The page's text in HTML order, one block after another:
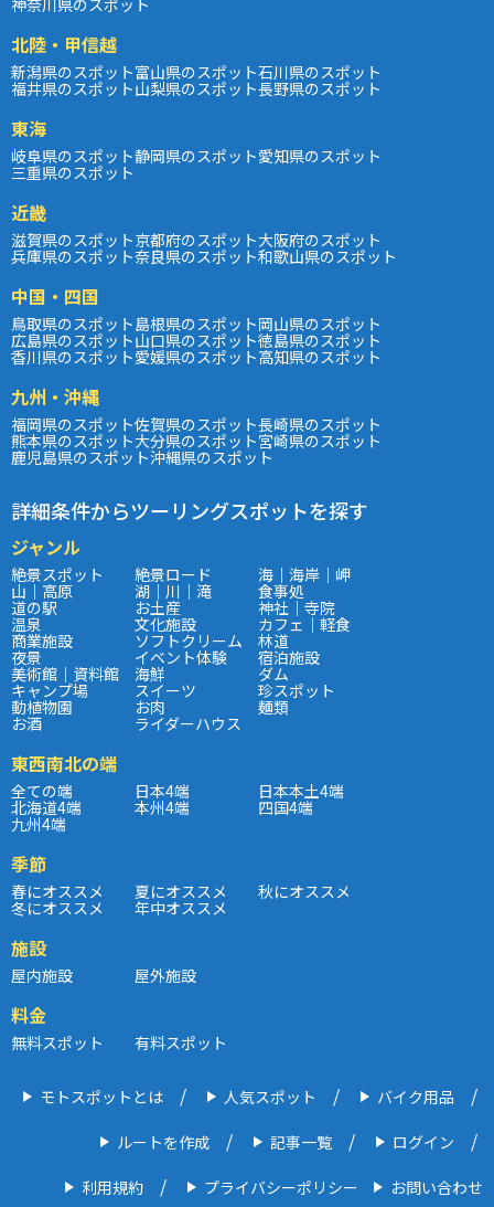
北陸・甲信越
新潟県のスポット富山県のスポット石川県のスポット
福井県のスポット山梨県のスポット長野県のスポット
東海
岐阜県のスポット静岡県のスポット愛知県のスポット
三重県のスポット
近畿
滋賀県のスポット京都府のスポット大阪府のスポット
兵庫県のスポット奈良県のスポット和歌山県のスポット
中国・四国
鳥取県のスポット島根県のスポット岡山県のスポット
広島県のスポット山口県のスポット徳島県のスポット
香川県のスポット愛媛県のスポット高知県のスポット
九州・沖縄
福岡県のスポット佐賀県のスポット長崎県のスポット
熊本県のスポット大分県のスポット宮崎県のスポット
鹿児島県のスポット沖縄県のスポット
詳細条件からツーリングスポットを探す
ジャンル
絶景スポット 絶景ロード 海｜海岸｜岬
山｜高原 湖｜川｜滝 食事処
道の駅 お土産 神社｜寺院
温泉 文化施設 カフェ｜軽食
商業施設 ソフトクリーム 林道
夜景 イベント体験 宿泊施設
美術館｜資料館 海鮮 ダム
キャンプ場 スイーツ 珍スポット
動植物園 お肉 麺類
お酒 ライダーハウス
東西南北の端
全ての端 日本4端 日本本土4端
北海道4端 本州4端 四国4端
九州4端
季節
春にオススメ 夏にオススメ 秋にオススメ
冬にオススメ 年中オススメ
施設
屋内施設 屋外施設
料金
無料スポット 有料スポット
モトスポットとは 人気スポット バイク用品
ルートを作成 記事一覧 ログイン
利用規約 プライバシーポリシー お問い合わせ